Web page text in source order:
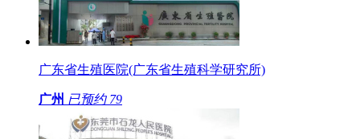
广东省生殖医院(广东省生殖科学研究所)
广州 已预约 79